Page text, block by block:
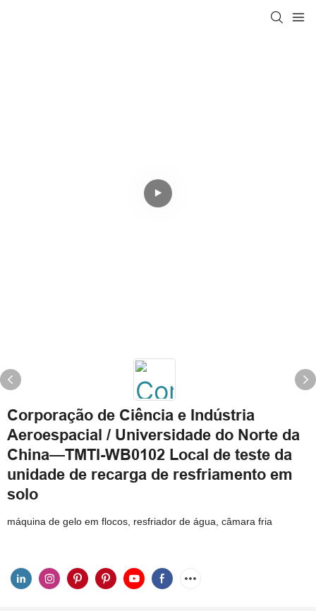
Corporação de Ciência e Indústria
Aeroespacial / Universidade do Norte da
China—TMTI-WB0102 Local de teste da
unidade de recarga de resfriamento em
solo
máquina de gelo em flocos, resfriador de água, câmara fria